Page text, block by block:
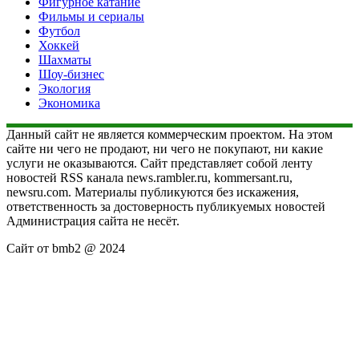
Фильмы и сериалы
Футбол
Хоккей
Шахматы
Шоу-бизнес
Экология
Экономика
Данный сайт не является коммерческим проектом. На этом
сайте ни чего не продают, ни чего не покупают, ни какие
услуги не оказываются. Сайт представляет собой ленту
новостей RSS канала news.rambler.ru, kommersant.ru,
newsru.com. Материалы публикуются без искажения,
ответственность за достоверность публикуемых новостей
Администрация сайта не несёт.
Сайт от bmb2 @ 2024